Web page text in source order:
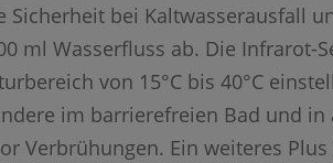
bei Kaltwasserausfall
ml Wasserfluss ab. Die Infrarot-
von 15°C bis 40°C
im barrierefreien Bad und
Verbrühungen. Ein weiteres